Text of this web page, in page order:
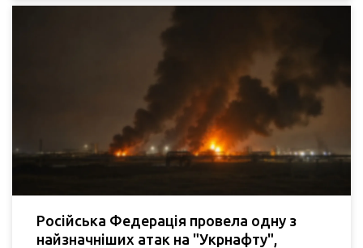
Російська Федерація провела одну з
найзначніших атак на "Укрнафту",